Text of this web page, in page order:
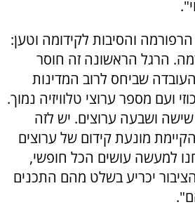
והסיבות לקידומה וטען:
הרגל הראשונה זה חוסר
שביחס לרוב המדינות
ועם מספר ערוצי טלוויזיה נמוך.
שישה ושבעה ערוצים. יש לזה
מונעת קידום של ערוצים
למעשה עושים הכל חופשי,
יכריע בשלט מהם התכנים